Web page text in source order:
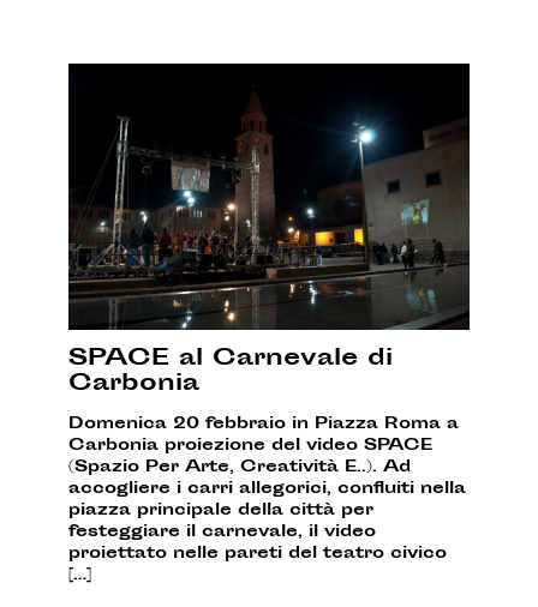
SPACE al Carnevale di
Carbonia
Domenica 20 febbraio in Piazza Roma a
Carbonia proiezione del video SPACE
(Spazio Per Arte, Creatività E..). Ad
accogliere i carri allegorici, confluiti nella
piazza principale della città per
festeggiare il carnevale, il video
proiettato nelle pareti del teatro civico
[…]